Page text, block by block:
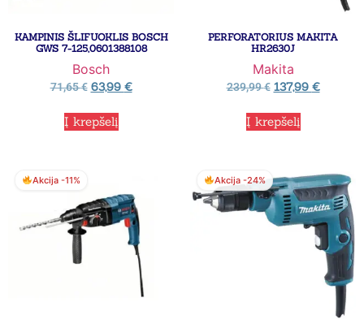
KAMPINIS ŠLIFUOKLIS BOSCH
GWS 7-125,0601388108
Bosch
71,65€ 63,99 €
Į krepšelį
PERFORATORIUS MAKITA
HR2630J
Makita
239,99€ 137,99 €
Į krepšelį
Akcija -11% Akcija -24%